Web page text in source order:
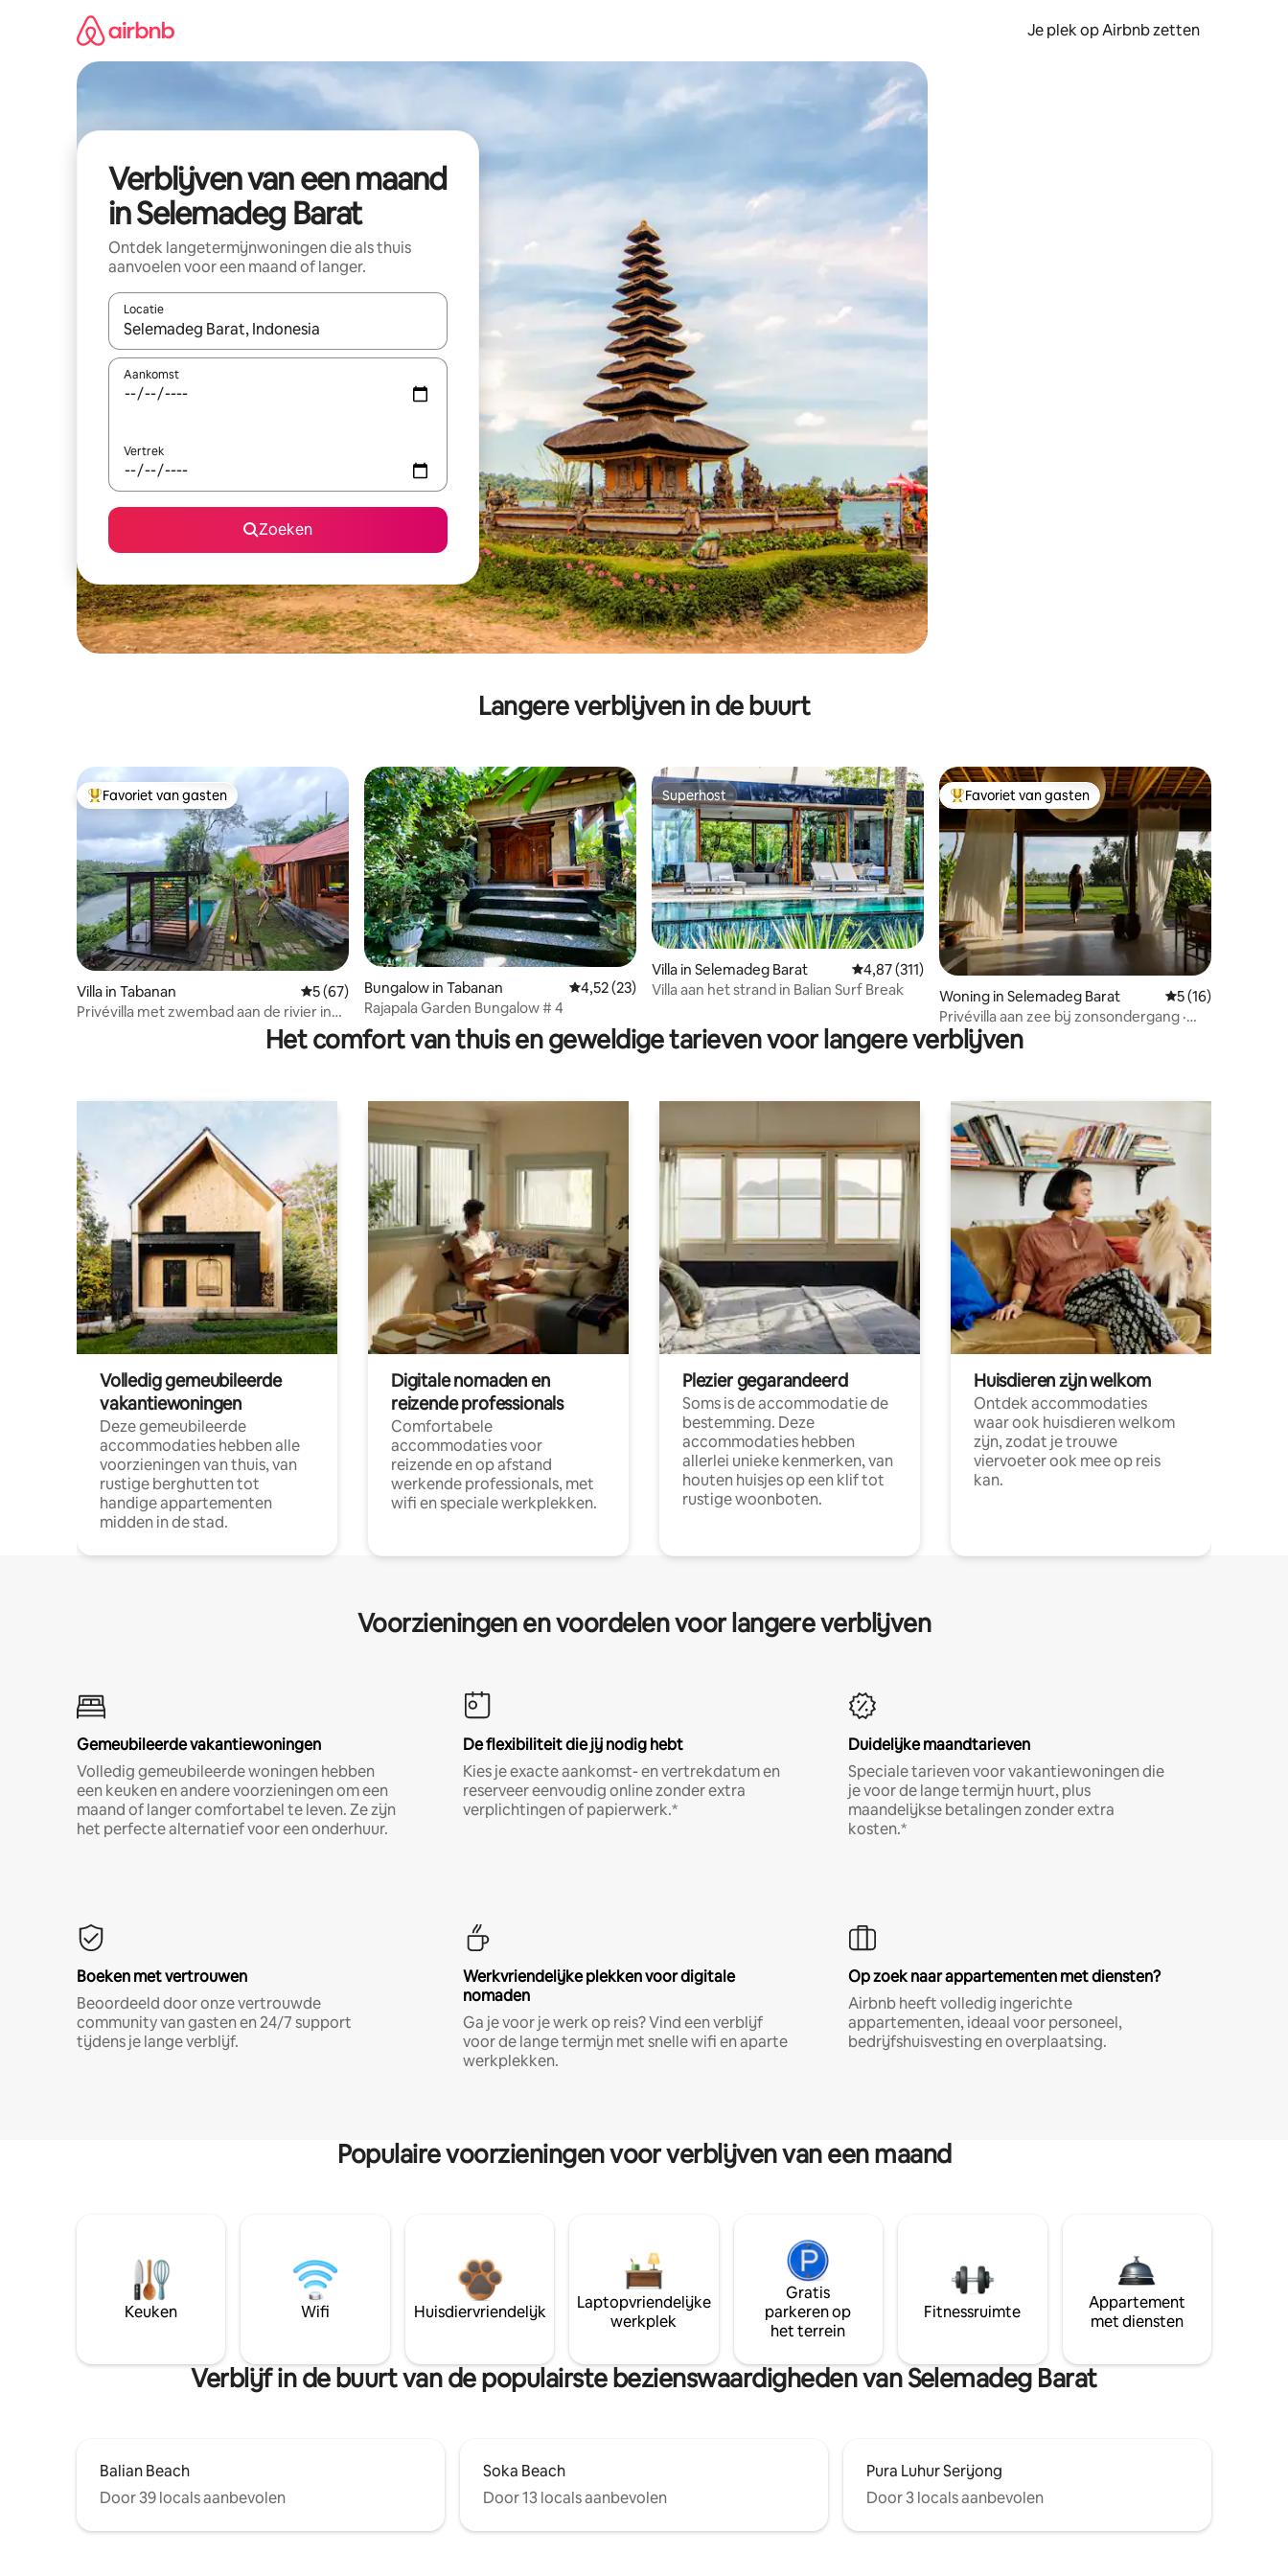
Je plek op Airbnb zetten
Verblijven van een maand
in Selemadeg Barat
Ontdek langetermijnwoningen die als thuis
aanvoelen voor een maand of langer.
Locatie
Wanneer er resultaten beschikbaar zijn, maak je een keuze met je de pijltjestoetsen omhoog en omlaag, óf door te tikken of swipen.
Aankomst
Vertrek
Zoeken
Langere verblijven in de buurt
Topfavoriet van gasten
Favoriet van gasten
Villa in Tabanan Gemiddelde beoordeling van 5 op 5, 67 recensies
5 (67)
Privévilla met zwembad aan de rivier in
Bungalow in Tabanan Gemiddelde beoordeling van 4,52 op 5, 23 recensies
4,52 (23)
Rajapala Garden Bungalow # 4
Superhost
Superhost
Villa in Selemadeg Barat Gemiddelde beoordeling van 4,87 op 5, 311 recensies
4,87 (311)
Villa aan het strand in Balian Surf Break
Topfavoriet van gasten
Favoriet van gasten
Woning in Selemadeg Barat Gemiddelde
5 (16)
Privévilla aan zee bij zonsondergang ·
Echt Bali · 2 slaapkamers met zwembad
Het comfort van thuis en geweldige tarieven voor langere verblijven
Volledig gemeubileerde
vakantiewoningen
Deze gemeubileerde
accommodaties hebben alle
voorzieningen van thuis, van
rustige berghutten tot
handige appartementen
midden in de stad.
Digitale nomaden en
reizende professionals
Comfortabele
accommodaties voor
reizende en op afstand
werkende professionals, met
wifi en speciale werkplekken.
Plezier gegarandeerd
Soms is de accommodatie de
bestemming. Deze
accommodaties hebben
allerlei unieke kenmerken, van
houten huisjes op een klif tot
rustige woonboten.
Huisdieren zijn welkom
Ontdek accommodaties
waar ook huisdieren welkom
zijn, zodat je trouwe
viervoeter ook mee op reis
kan.
Voorzieningen en voordelen voor langere verblijven
Gemeubileerde vakantiewoningen
Volledig gemeubileerde woningen hebben
een keuken en andere voorzieningen om een
maand of langer comfortabel te leven. Ze zijn
het perfecte alternatief voor een onderhuur.
De flexibiliteit die jij nodig hebt
Kies je exacte aankomst- en vertrekdatum en
reserveer eenvoudig online zonder extra
verplichtingen of papierwerk.*
Duidelijke maandtarieven
Speciale tarieven voor vakantiewoningen die
je voor de lange termijn huurt, plus
maandelijkse betalingen zonder extra
kosten.*
Boeken met vertrouwen
Beoordeeld door onze vertrouwde
community van gasten en 24/7 support
tijdens je lange verblijf.
Werkvriendelijke plekken voor digitale
nomaden
Ga je voor je werk op reis? Vind een verblijf
voor de lange termijn met snelle wifi en aparte
werkplekken.
Op zoek naar appartementen met diensten?
Airbnb heeft volledig ingerichte
appartementen, ideaal voor personeel,
bedrijfshuisvesting en overplaatsing.
Populaire voorzieningen voor verblijven van een maand
Keuken Wifi Huisdiervriendelijk
Laptopvriendelijke
werkplek
Gratis
parkeren op
het terrein
Fitnessruimte
Appartement
met diensten
Verblijf in de buurt van de populairste bezienswaardigheden van Selemadeg Barat
Balian Beach
Door 39 locals aanbevolen
Soka Beach
Door 13 locals aanbevolen
Pura Luhur Serijong
Door 3 locals aanbevolen